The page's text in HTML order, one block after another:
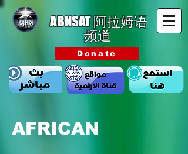
ABNSAT 阿拉姆语
频道
Donate
AFRICAN